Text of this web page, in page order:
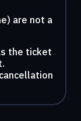
are not a
the ticket